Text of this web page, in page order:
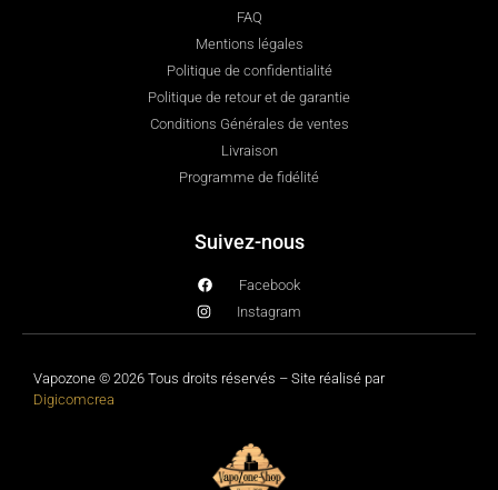
FAQ
Mentions légales
Politique de confidentialité
Politique de retour et de garantie
Conditions Générales de ventes
Livraison
Programme de fidélité
Suivez-nous
Facebook
Instagram
Vapozone © 2026 Tous droits réservés – Site réalisé par
Digicomcrea